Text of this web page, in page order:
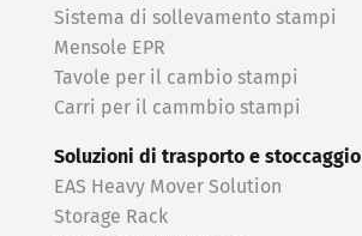
Sistema di sollevamento stampi
Mensole EPR
Tavole per il cambio stampi
Carri per il cammbio stampi
Soluzioni di trasporto e stoccaggio
EAS Heavy Mover Solution
Storage Rack